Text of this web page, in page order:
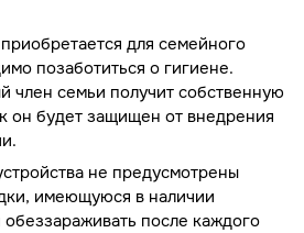
для семейного
позаботиться о гигиене.
член семьи получит собственную
он будет защищен от внедрения
не предусмотрены
имеющуюся в наличии
после каждого